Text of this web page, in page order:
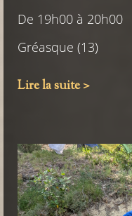
De 19h00 à 20h00
Gréasque (13)
Lire la suite >